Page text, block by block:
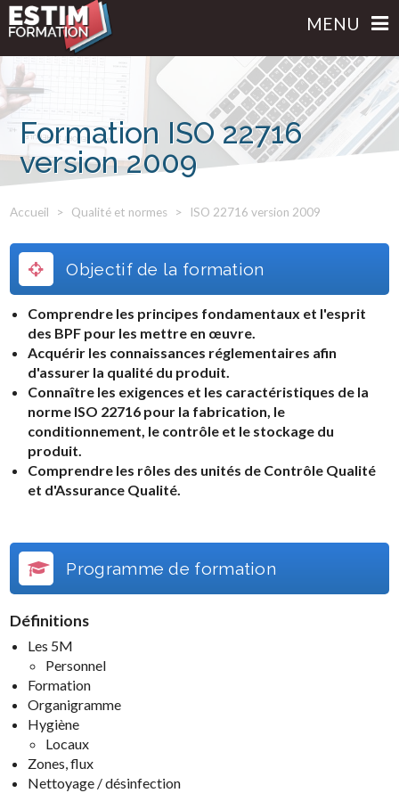
MENU
Formation ISO 22716
version 2009
Accueil Qualité et normes ISO 22716 version 2009
Objectif de la formation
Comprendre les principes fondamentaux et l'esprit
des BPF pour les mettre en œuvre.
Acquérir les connaissances réglementaires afin
d'assurer la qualité du produit.
Connaître les exigences et les caractéristiques de la
norme ISO 22716 pour la fabrication, le
conditionnement, le contrôle et le stockage du
produit.
Comprendre les rôles des unités de Contrôle Qualité
et d'Assurance Qualité.
Programme de formation
Définitions
Les 5M
Personnel
Formation
Organigramme
Hygiène
Locaux
Zones, flux
Nettoyage / désinfection